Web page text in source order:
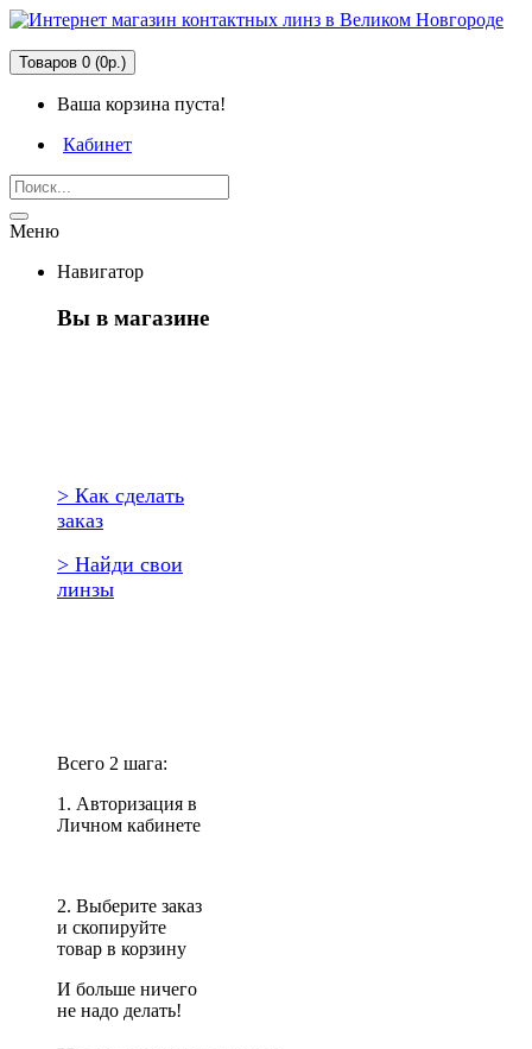
Товаров 0 (0р.)
Ваша корзина пуста!
Кабинет
Меню
Навигатор
Вы в магазине
> Как сделать
заказ
> Найди свои
линзы
Всего 2 шага:
1. Авторизация в
Личном кабинете
2. Выберите заказ
и скопируйте
товар в корзину
И больше ничего
не надо делать!